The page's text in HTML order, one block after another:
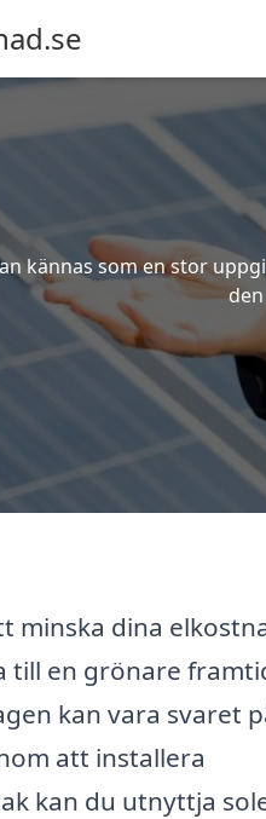
kännas som en stor
minska dina
till en grönare
kan vara svaret
att installera
kan du utnyttja